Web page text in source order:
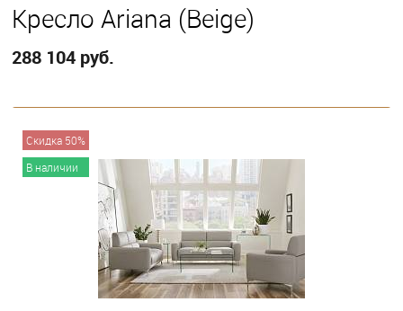
Кресло Ariana (Beige)
288 104 руб.
Скидка 50%
В наличии